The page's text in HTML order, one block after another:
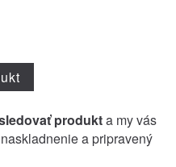
produkta my vás
a pripravený